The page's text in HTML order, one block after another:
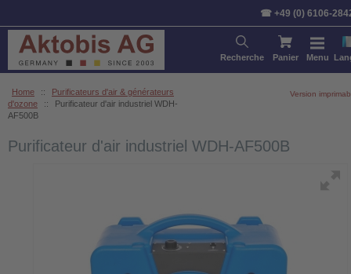
☎ +49 (0) 6106-
Recherche Panier Menu
Home ::
Purificateurs d'air & générateurs
d'ozone
::
Purificateur d'air industriel WDH-
AF500B
Version
Purificateur d'air industriel WDH-AF500B